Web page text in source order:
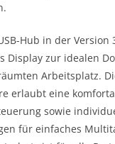
Hub in der Version
Display zur idealen
Arbeitsplatz.
erlaubt eine
sowie
für einfaches